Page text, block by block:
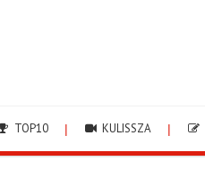
TOP10 KULISSZA